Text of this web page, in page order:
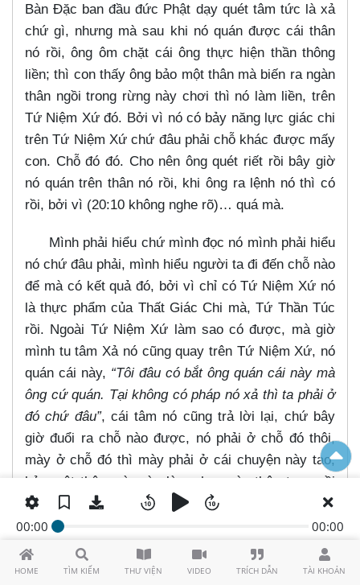
HOME TÌM KIẾM THƯ VIỆN VIDEO TRÍCH DẪN TÀI KHOẢN
00:00 00:00
Bàn Đặc ban đầu đức Phật dạy quét tâm tức là xả
chứ gì, nhưng mà sau khi nó quán được cái thân
nó rồi, ông ôm chặt cái ông thực hiện thần thông
liền; thì con thấy ông bảo một thân mà biến ra ngàn
thân ngồi trong rừng này chơi thì nó làm liền, trên
Tứ Niệm Xứ đó. Bởi vì nó có bảy năng lực giác chi
trên Tứ Niệm Xứ chứ đâu phải chỗ khác được mấy
con. Chỗ đó đó. Cho nên ông quét riết rồi bây giờ
nó quán trên thân nó rồi, khi ông ra lệnh nó thì có
rồi, bởi vì (20:10 không nghe rõ)…​ quá mà.
Mình phải hiểu chứ mình đọc nó mình phải hiểu
nó chứ đâu phải, mình hiểu người ta đi đến chỗ nào
để mà có kết quả đó, bởi vì chỉ có Tứ Niệm Xứ nó
là thực phẩm của Thất Giác Chi mà, Tứ Thần Túc
rồi. Ngoài Tứ Niệm Xứ làm sao có được, mà giờ
mình tu tâm Xả nó cũng quay trên Tứ Niệm Xứ, nó
quán cái này, “Tôi đâu có bắt ông quán cái này mà
ông cứ quán. Tại không có pháp nó xả thì ta phải ở
đó chứ đâu”, cái tâm nó cũng trả lời lại, chứ bây
giờ đuổi ra chỗ nào được, nó phải ở chỗ đó thôi,
mày ở chỗ đó thì mày phải ở cái chuyện này tao,
bảo một thân mà mày làm cho ngàn thân tao ngồi
coi coi, nó làm như vậy mà được, như vậy là mình
xong.
4. QUAN ĐIỂM THẦN THÔNG CỦA ĐẠO
PHẬT (20:50)